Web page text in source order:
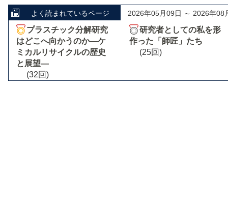
よく読まれているページ 2026年05月09日 ～ 2026年08
プラスチック分解研究
はどこへ向かうのか―ケ
ミカルリサイクルの歴史
と展望―
(32回)
研究者としての私を形
作った「師匠」たち
(25回)